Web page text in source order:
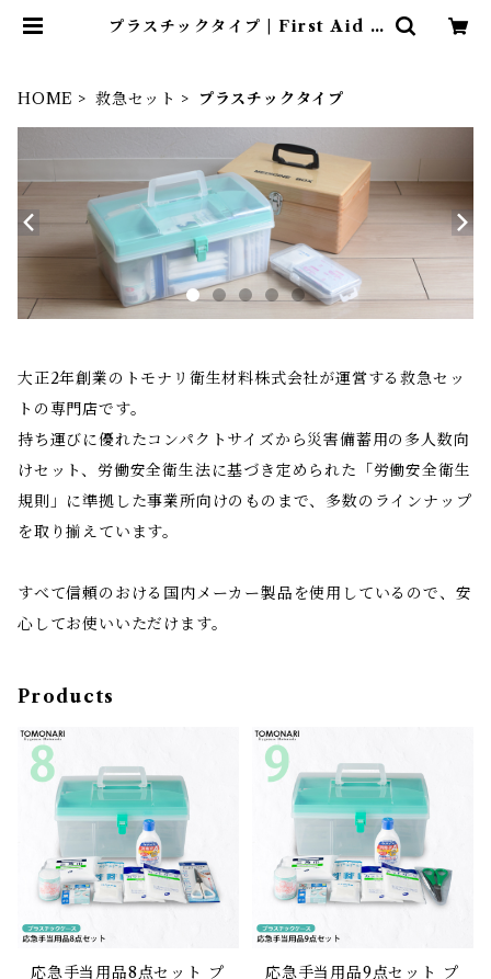
プラスチックタイプ | First Aid S
HOME 救急セット プラスチックタイプ
大正2年創業のトモナリ衛生材料株式会社が運営する救急セッ
トの専門店です。
持ち運びに優れたコンパクトサイズから災害備蓄用の多人数向
けセット、労働安全衛生法に基づき定められた「労働安全衛生
規則」に準拠した事業所向けのものまで、多数のラインナップ
を取り揃えています。
すべて信頼のおける国内メーカー製品を使用しているので、安
心してお使いいただけます。
Products
応急手当用品8点セット プ
応急手当用品9点セット プ